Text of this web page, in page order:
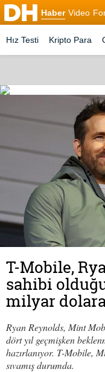
Haber Video
Hız Testi Kripto Para
T-Mobile,
sahibi
milyar
Ryan Reynolds, Mint
dört yıl geçmişken
hazırlanıyor. T-Mobile,
sıvamış durumda.